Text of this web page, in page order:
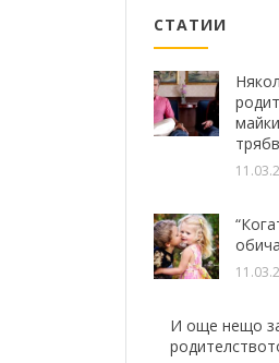
СТАТИИ
И още нещо